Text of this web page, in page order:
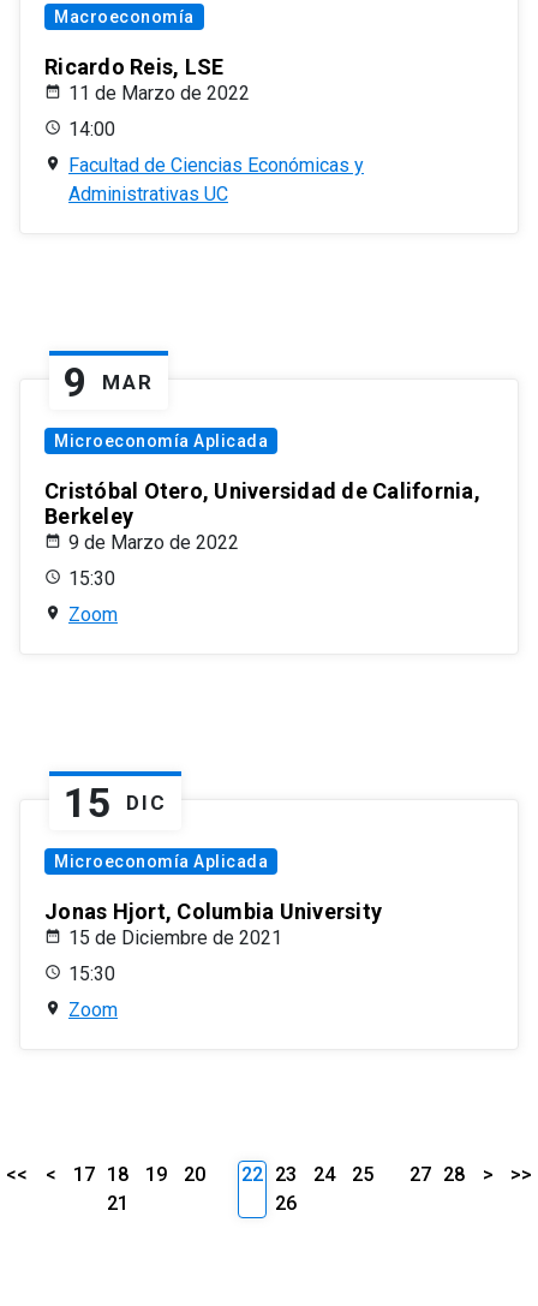
Macroeconomía
Ricardo Reis, LSE
11 de Marzo de 2022
14:00
Facultad de Ciencias Económicas y
Administrativas UC
9 MAR
Microeconomía Aplicada
Cristóbal Otero, Universidad de California,
Berkeley
9 de Marzo de 2022
15:30
Zoom
15 DIC
Microeconomía Aplicada
Jonas Hjort, Columbia University
15 de Diciembre de 2021
15:30
Zoom
<< < 17 18 19
20
21
22 23 24
25
26
27 28 > >>